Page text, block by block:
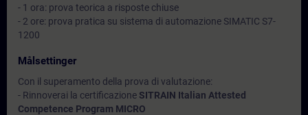
- 1 ora: prova teorica a risposte chiuse
- 2 ore: prova pratica su sistema di automazione SIMATIC S7-
1200
Målsettinger
Con il superamento della prova di valutazione:
- Rinnoverai la certificazione SITRAIN Italian Attested
Competence Program MICRO